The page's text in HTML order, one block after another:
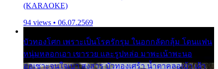
(KARAOKE)
94 views • 06.07.2569
บัวทองโศก เพราะเป็นโรครักรุม ในอกกลัดกลุ้ม โดนแฟน
หนุ่มหลอกเอา เขารวย และรูปหล่อ มาพะเน้าพะนอ
ออเซาะจนใจเบา สงสาร บัวทองเศร้า น้ำตาคลอเบ้า เฝ้า